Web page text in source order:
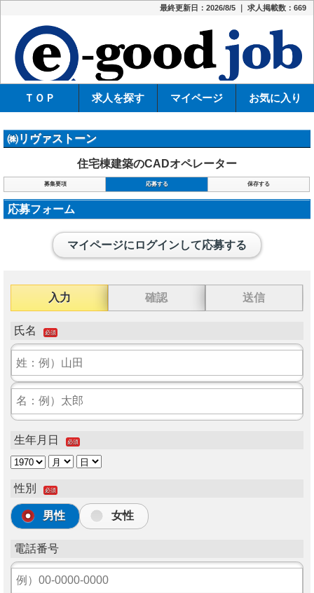
最終更新日：2026/8/5 ｜ 求人掲載数：669
ＴＯＰ 求人を探す マイページ お気に入り
㈱リヴァストーン
住宅棟建築のCADオペレーター
募集要項 応募する 保存する
応募フォーム
マイページにログインして応募する
入力 確認 送信
氏名 必須
生年月日 必須
性別 必須
男性 女性
電話番号